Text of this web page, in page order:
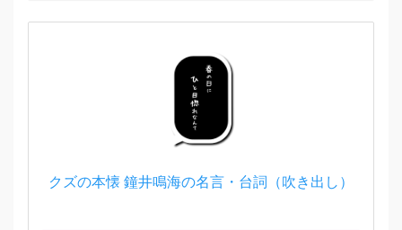
クズの本懐 鐘井鳴海の名言・台詞（吹き出し）